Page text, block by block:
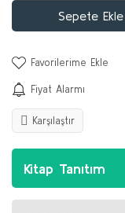
Sepete Ekle
Fiyat Alarmı
Karşılaştır
Kitap Tanıtım